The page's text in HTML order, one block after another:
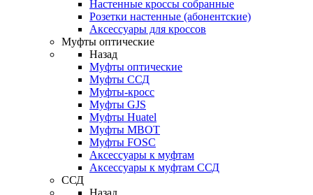
Настенные кроссы собранные
Розетки настенные (абонентские)
Аксессуары для кроссов
Муфты оптические
Назад
Муфты оптические
Муфты ССД
Муфты-кросс
Муфты GJS
Муфты Huatel
Муфты МВОТ
Муфты FOSC
Аксессуары к муфтам
Аксессуары к муфтам ССД
ССД
Назад